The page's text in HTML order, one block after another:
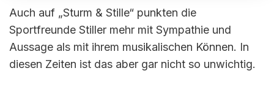
Auch auf „Sturm & Stille“ punkten die
Sportfreunde Stiller mehr mit Sympathie und
Aussage als mit ihrem musikalischen Können. In
diesen Zeiten ist das aber gar nicht so unwichtig.